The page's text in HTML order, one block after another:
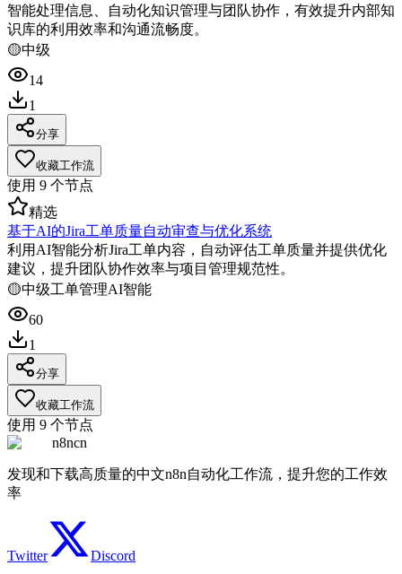
智能处理信息、自动化知识管理与团队协作，有效提升内部知
识库的利用效率和沟通流畅度。
🟡中级
14
1
分享
收藏工作流
使用 9 个节点
精选
基于AI的Jira工单质量自动审查与优化系统
利用AI智能分析Jira工单内容，自动评估工单质量并提供优化
建议，提升团队协作效率与项目管理规范性。
🟡中级工单管理AI智能
60
1
分享
收藏工作流
使用 9 个节点
n8ncn
发现和下载高质量的中文n8n自动化工作流，提升您的工作效
率
Twitter Discord